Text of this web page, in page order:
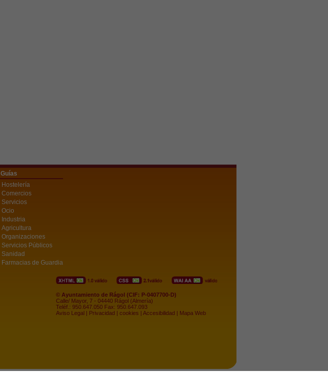
Guías
Hostelería
Comercios
Servicios
Ocio
Industria
Agricultura
Organizaciones
Servicios Públicos
Sanidad
Farmacias de Guardia
© Ayuntamiento de Rágol (CIF: P-0407700-D)
Calle/ Mayor, 7 - 04440 Rágol (Almería)
Teléf.: 950.647.050 Fax: 950.647.093
Aviso Legal | Privacidad | cookies | Accesibilidad | Mapa Web